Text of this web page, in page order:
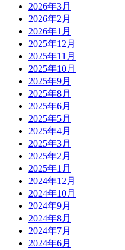
2026年3月
2026年2月
2026年1月
2025年12月
2025年11月
2025年10月
2025年9月
2025年8月
2025年6月
2025年5月
2025年4月
2025年3月
2025年2月
2025年1月
2024年12月
2024年10月
2024年9月
2024年8月
2024年7月
2024年6月